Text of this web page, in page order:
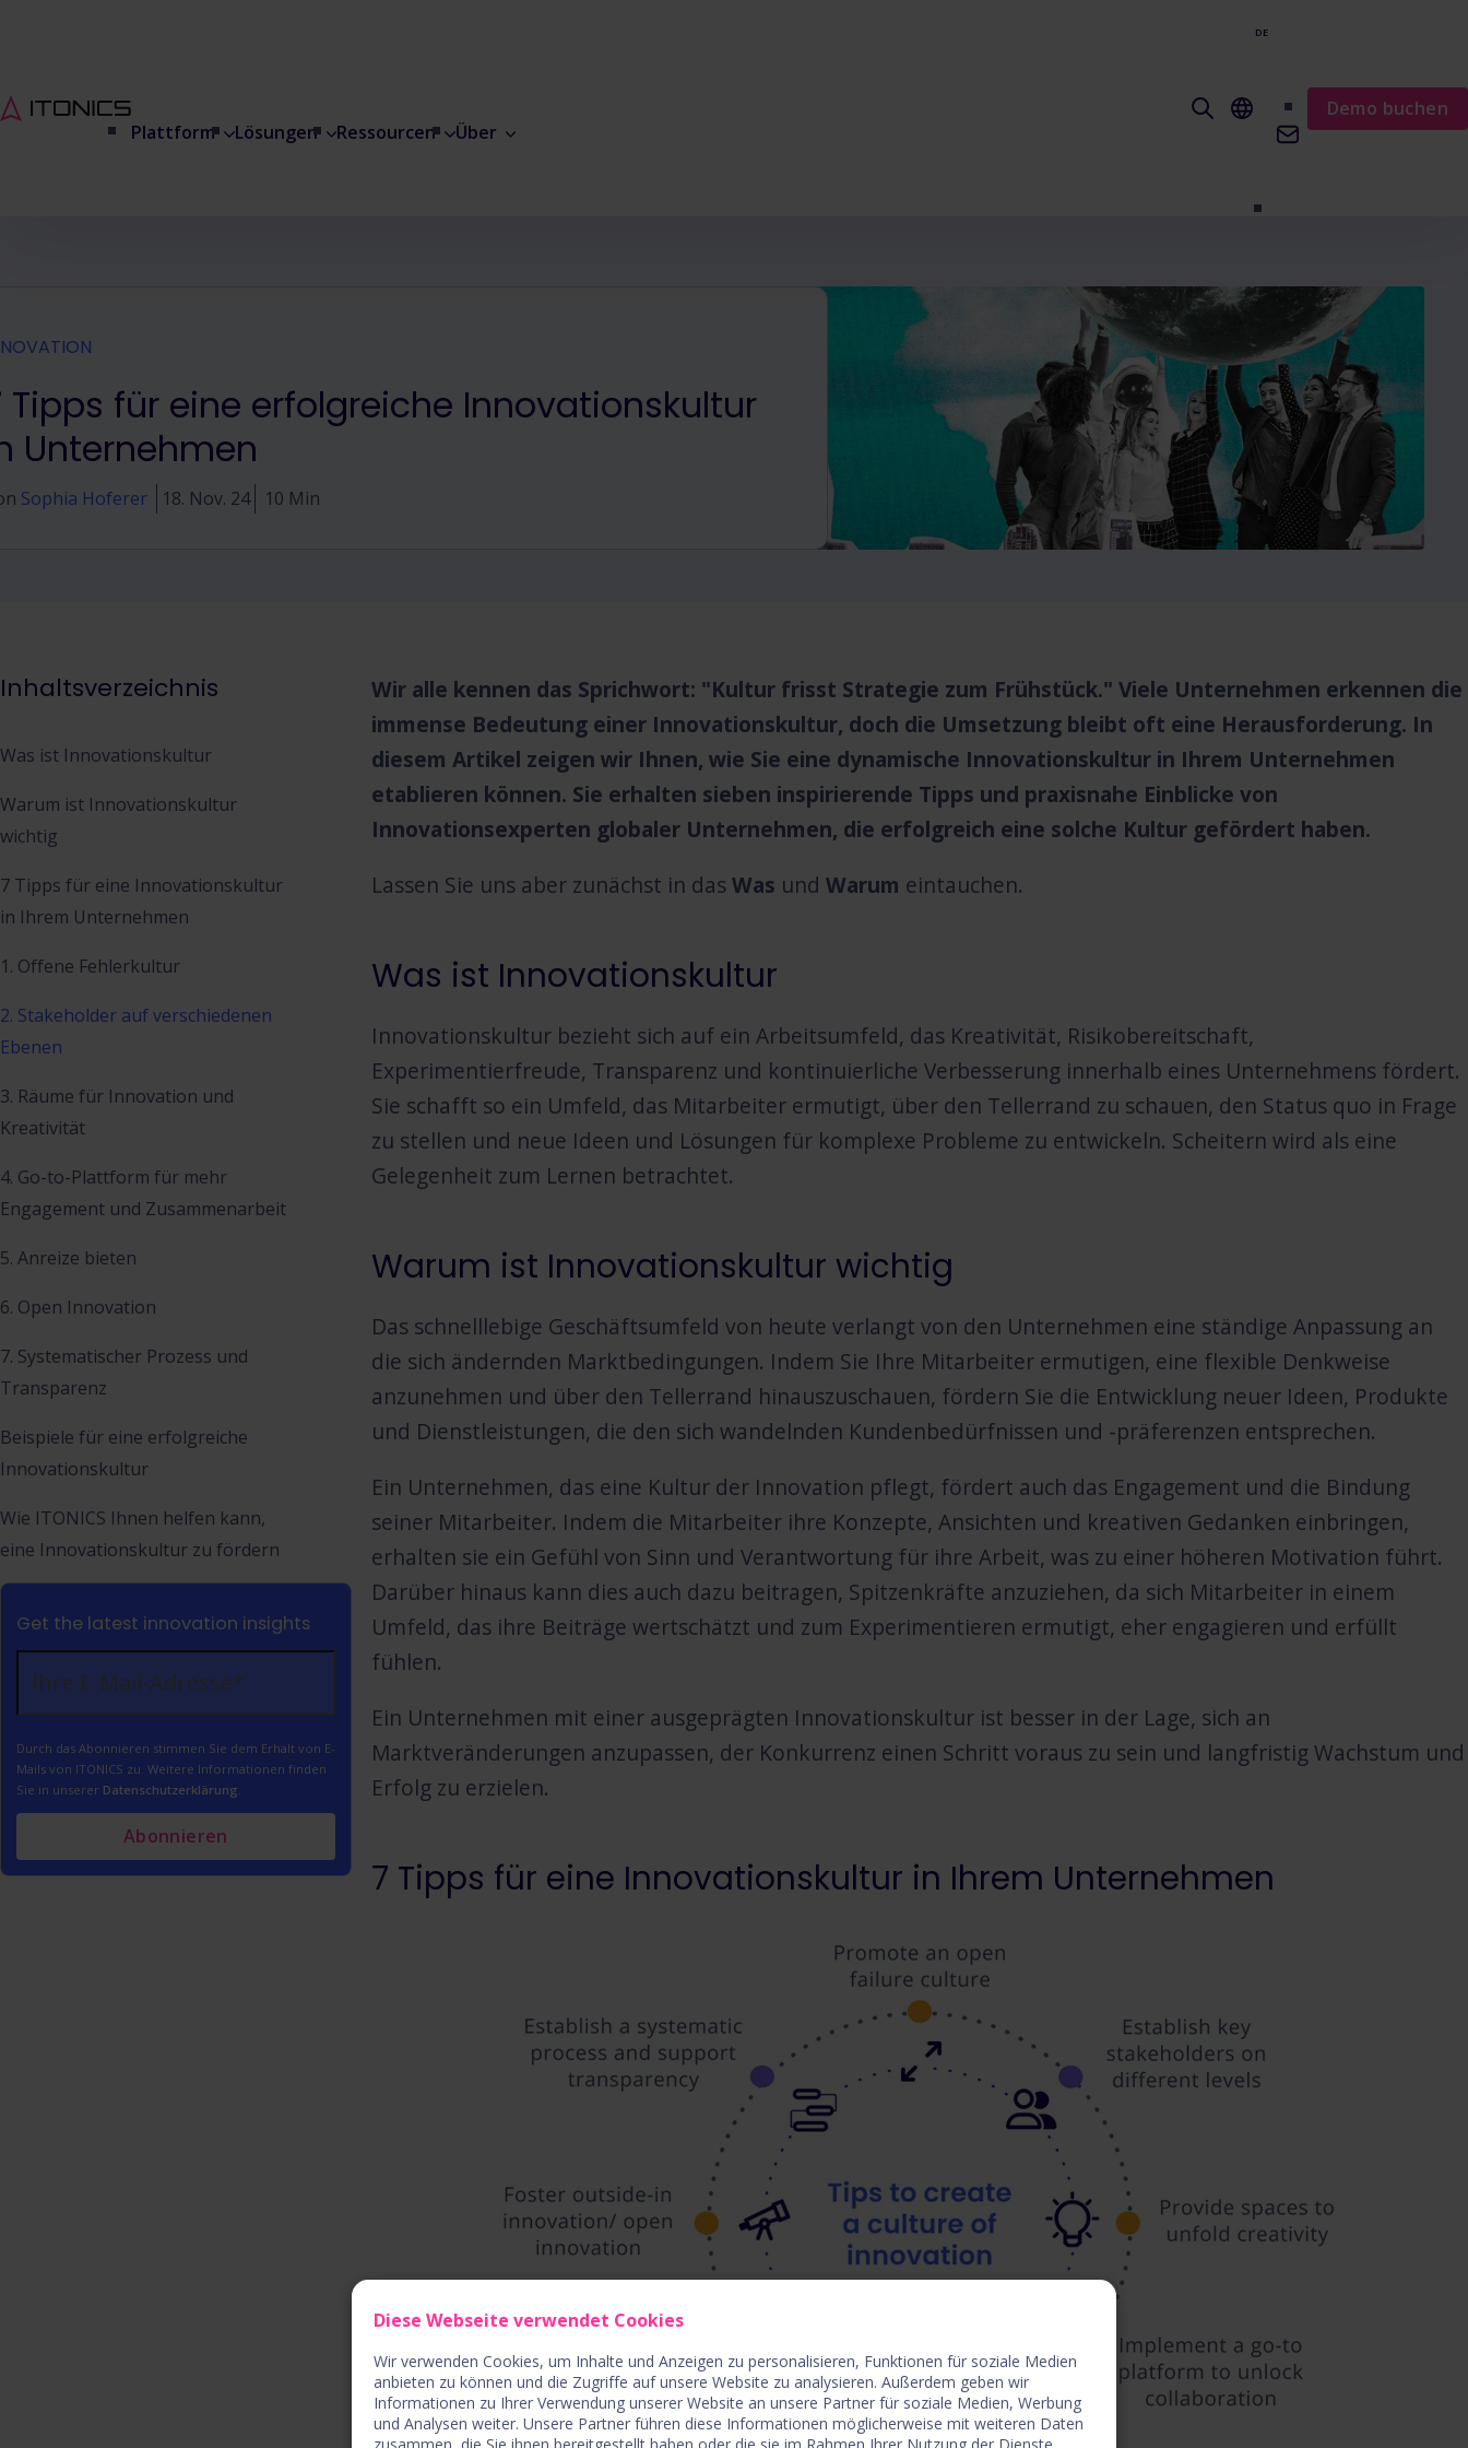
Diese Webseite verwendet Cookies
Wir verwenden Cookies, um Inhalte und Anzeigen zu personalisieren, Funktionen für soziale Medien
anbieten zu können und die Zugriffe auf unsere Website zu analysieren. Außerdem geben wir
Informationen zu Ihrer Verwendung unserer Website an unsere Partner für soziale Medien, Werbung
und Analysen weiter. Unsere Partner führen diese Informationen möglicherweise mit weiteren Daten
Plattform Lösungen Ressourcen Über
DE
Demo buchen
Tipps für eine erfolgreiche Innovationskultur
Unternehmen
Sophia Hoferer 18. Nov. 24 10 Min
Inhaltsverzeichnis
Was ist Innovationskultur
Warum ist Innovationskultur
wichtig
7 Tipps für eine Innovationskultur
in Ihrem Unternehmen
1. Offene Fehlerkultur
2. Stakeholder auf verschiedenen
Ebenen
3. Räume für Innovation und
Kreativität
4. Go-to-Plattform für mehr
Engagement und Zusammenarbeit
5. Anreize bieten
6. Open Innovation
7. Systematischer Prozess und
Transparenz
Beispiele für eine erfolgreiche
Innovationskultur
Wie ITONICS Ihnen helfen kann,
eine Innovationskultur zu fördern
Get the latest innovation insights
Durch das Abonnieren stimmen Sie dem Erhalt von E-
Mails von ITONICS zu. Weitere Informationen finden
Sie in unserer Datenschutzerklärung.
Wir alle kennen das Sprichwort: "Kultur frisst Strategie zum Frühstück." Viele Unternehmen erkennen die
immense Bedeutung einer Innovationskultur, doch die Umsetzung bleibt oft eine Herausforderung. In
diesem Artikel zeigen wir Ihnen, wie Sie eine dynamische Innovationskultur in Ihrem Unternehmen
etablieren können. Sie erhalten sieben inspirierende Tipps und praxisnahe Einblicke von
Innovationsexperten globaler Unternehmen, die erfolgreich eine solche Kultur gefördert haben.
Lassen Sie uns aber zunächst in dasWas und Warum eintauchen.
Was ist Innovationskultur
Innovationskultur bezieht sich auf ein Arbeitsumfeld, das Kreativität, Risikobereitschaft,
Experimentierfreude, Transparenz und kontinuierliche Verbesserung innerhalb eines Unternehmens fördert.
Sie schafft so ein Umfeld, das Mitarbeiter ermutigt, über den Tellerrand zu schauen, den Status quo in Frage
zu stellen und neue Ideen und Lösungen für komplexe Probleme zu entwickeln. Scheitern wird als eine
Gelegenheit zum Lernen betrachtet.
Warum ist Innovationskultur wichtig
Das schnelllebige Geschäftsumfeld von heute verlangt von den Unternehmen eine ständige Anpassung an
die sich ändernden Marktbedingungen. Indem Sie Ihre Mitarbeiter ermutigen, eine flexible Denkweise
anzunehmen und über den Tellerrand hinauszuschauen, fördern Sie die Entwicklung neuer Ideen, Produkte
und Dienstleistungen, die den sich wandelnden Kundenbedürfnissen und -präferenzen entsprechen.
Ein Unternehmen, das eine Kultur der Innovation pflegt, fördert auch das Engagement und die Bindung
seiner Mitarbeiter. Indem die Mitarbeiter ihre Konzepte, Ansichten und kreativen Gedanken einbringen,
erhalten sie ein Gefühl von Sinn und Verantwortung für ihre Arbeit, was zu einer höheren Motivation führt.
Darüber hinaus kann dies auch dazu beitragen, Spitzenkräfte anzuziehen, da sich Mitarbeiter in einem
Umfeld, das ihre Beiträge wertschätzt und zum Experimentieren ermutigt, eher engagieren und erfüllt
fühlen.
Ein Unternehmen mit einer ausgeprägten Innovationskultur ist besser in der Lage, sich an
Marktveränderungen anzupassen, der Konkurrenz einen Schritt voraus zu sein und langfristig Wachstum und
Erfolg zu erzielen.
7 Tipps für eine Innovationskultur in Ihrem Unternehmen